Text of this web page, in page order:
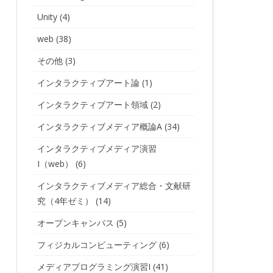
Unity(4)
web (38)
その他(3)
インタラクティブアート論(1)
インタラクティブアート領域(2)
インタラクティブメディア概論A(34)
インタラクティブメディア演習
I（web）
(6)
インタラクティブメディア総合・文献研
究（4年ゼミ）
(14)
オープンキャンパス (5)
フィジカルコンピューティング(6)
メディアプログラミング演習I (41)